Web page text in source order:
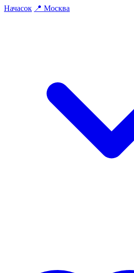
Начасок 📍 Москва